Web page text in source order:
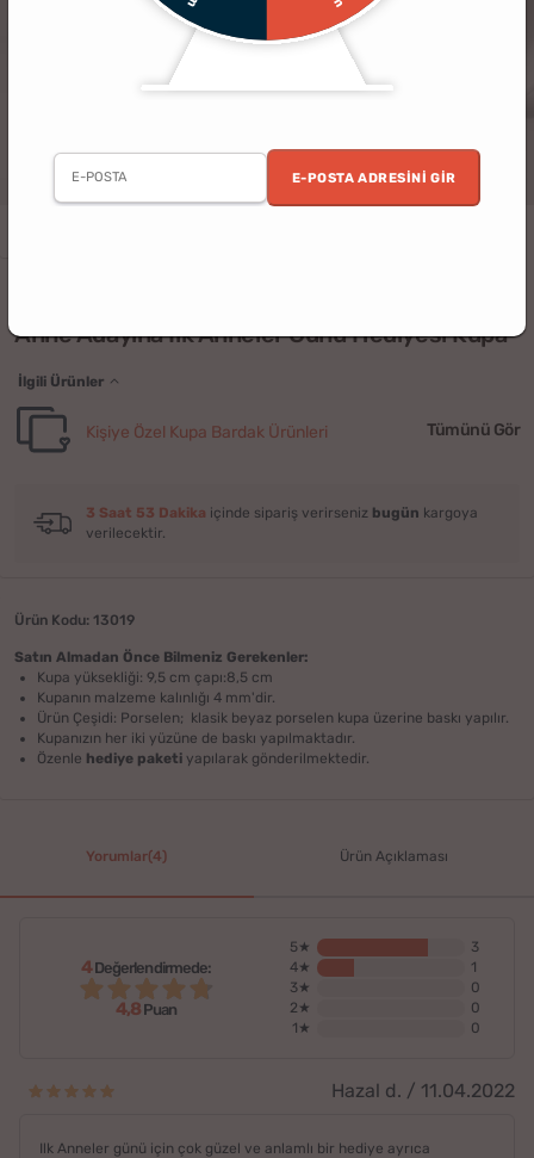
E-POSTA ADRESINI GIR
Anne Adayına İlk Anneler Günü Hediyesi Kupa
İlgili Ürünler
Kişiye Özel Kupa Bardak Ürünleri Tümünü Gör
3 Saat 53 Dakika içinde sipariş verirseniz bugün kargoya
verilecektir.
Ürün Kodu: 13019
Satın Almadan Önce Bilmeniz Gerekenler:
Kupa yüksekliği: 9,5 cm çapı:8,5 cm
Kupanın malzeme kalınlığı 4 mm'dir.
Ürün Çeşidi: Porselen; klasik beyaz porselen kupa üzerine baskı yapılır.
Kupanızın her iki yüzüne de baskı yapılmaktadır.
Özenle hediye paketi yapılarak gönderilmektedir.
Yorumlar(4) Ürün Açıklaması
4Değerlendirmede:
4,8Puan
5★
3
4★
1
3★
0
2★
0
1★
0
Hazal d. / 11.04.2022
Ilk Anneler günü için çok güzel ve anlamlı bir hediye ayrıca